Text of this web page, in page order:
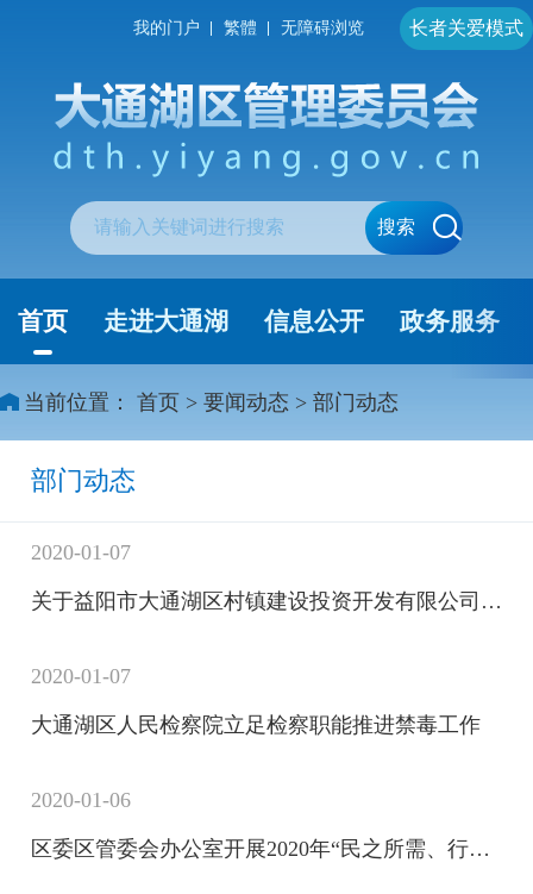
我的门户 繁體 无障碍浏览 长者关爱模式
搜索
首页 走进大通湖 信息公开 政务服务
当前位置： 首页 > 要闻动态 > 部门动态
部门动态
2020-01-07
关于益阳市大通湖区村镇建设投资开发有限公司 大通湖区全民健身活动中心建设项目初步设计审查的批复
2020-01-07
大通湖区人民检察院立足检察职能推进禁毒工作
2020-01-06
区委区管委会办公室开展2020年“民之所需、行之所至”送温暖慰问募捐活动